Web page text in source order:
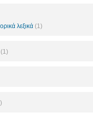
λεξικά (1)
(1)